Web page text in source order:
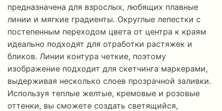
предназначена для взрослых, любящих плавные
линии и мягкие градиенты. Округлые лепестки с
постепенным переходом цвета от центра к краям
идеально подходят для отработки растяжек и
бликов. Линии контура четкие, поэтому
изображение подходит для скетчинга маркерами,
выдерживая несколько слоев прозрачной заливки.
Используя теплые желтые, кремовые и розовые
оттенки, вы сможете создать светящийся,